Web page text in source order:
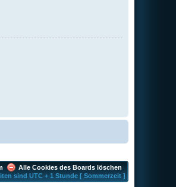
Alle Cookies des Boards löschen
sind UTC + 1 Stunde [ Sommerzeit ]